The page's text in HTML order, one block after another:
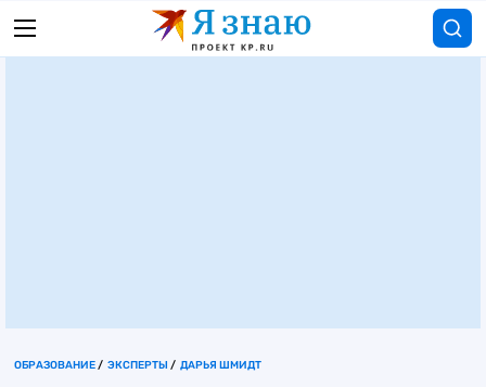
ОБРАЗОВАНИЕ ЭКСПЕРТЫ ДАРЬЯ ШМИДТ